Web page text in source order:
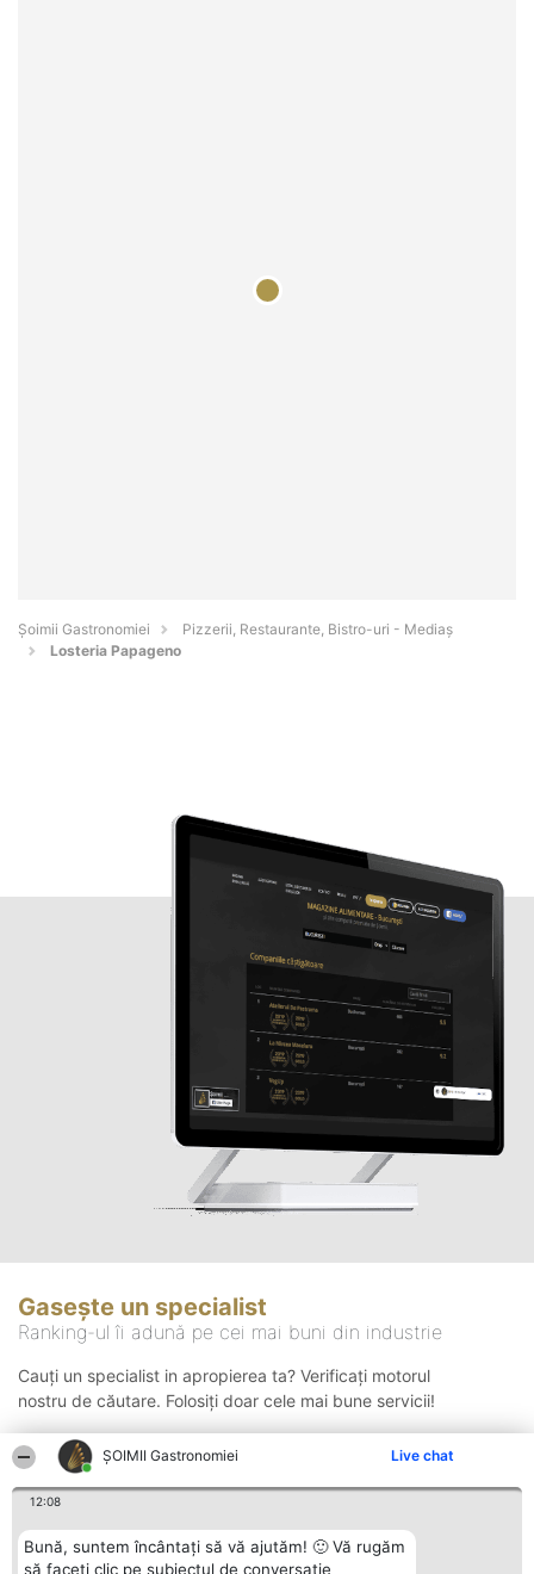
ȘOIMII Gastronomiei Live chat
12:08
Bună, suntem încântați să vă ajutăm! 🙂 Vă rugăm
să faceți clic pe subiectul de conversație
Șoimii Gastronomiei
Pizzerii, Restaurante, Bistro-uri - Mediaş
Losteria Papageno
Gasește un specialist
Ranking-ul îi adună pe cei mai buni din industrie
Cauți un specialist in apropierea ta? Verificați motorul
nostru de căutare. Folosiți doar cele mai bune servicii!